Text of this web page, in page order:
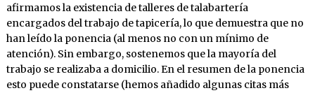
afirmamos la existencia de talleres de talabartería
encargados del trabajo de tapicería, lo que demuestra que no
han leído la ponencia (al menos no con un mínimo de
atención). Sin embargo, sostenemos que la mayoría del
trabajo se realizaba a domicilio. En el resumen de la ponencia
esto puede constatarse (hemos añadido algunas citas más